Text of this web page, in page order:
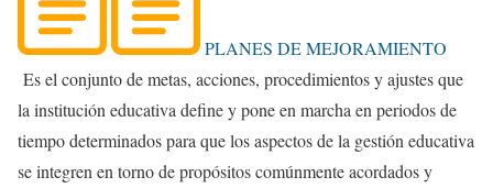
PLANES DE MEJORAMIENTO
Es el conjunto de metas, acciones, procedimientos y ajustes que
la institución educativa define y pone en marcha en periodos de
tiempo determinados para que los aspectos de la gestión educativa
se integren en torno de propósitos comúnmente acordados y